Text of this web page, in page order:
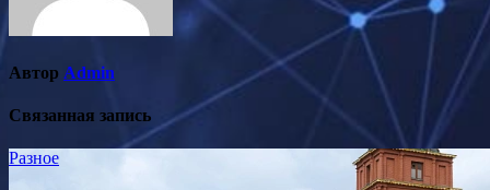
Автор Admin
Связанная запись
Разное